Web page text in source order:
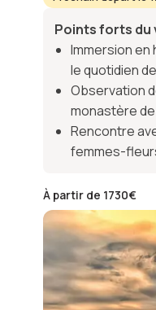
Points forts du
Immersion
le quotidien
Observation
monastère
Rencontre
femmes-
À partir de 1730€